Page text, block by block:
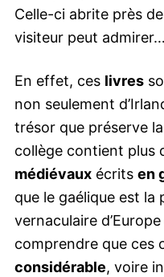
Celle-ci abrite près de
visiteur peut
En effet, ces livres
non seulement
trésor que préserve
collège contient plus
médiévaux écrits en
que le gaélique est la
vernaculaire
comprendre que ces
considérable, voire